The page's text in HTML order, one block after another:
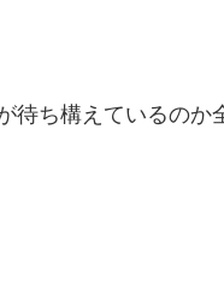
ち構えているのか